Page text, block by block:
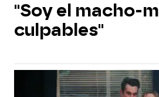
"Soy el macho-
culpables"